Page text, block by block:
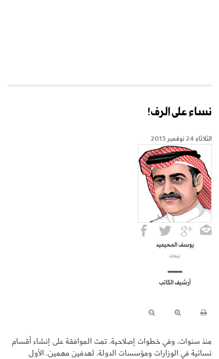
نساء على الرف!
الثلاثاء 24 نوفمبر 2015
يوسف المحيميد
نزهات
أرشيف الكاتب
منذ سنوات، وفي خطوات إصلاحية، تمت الموافقة على إنشاء أقسام
نسائية في الوزارات ومؤسسات الدولة، لهدفين مهمين، الأول